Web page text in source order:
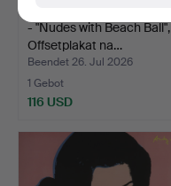
- "Nudes with Beach Ball",
Offsetplakat na…
Beendet 26. Jul 2026
1 Gebot
116 USD